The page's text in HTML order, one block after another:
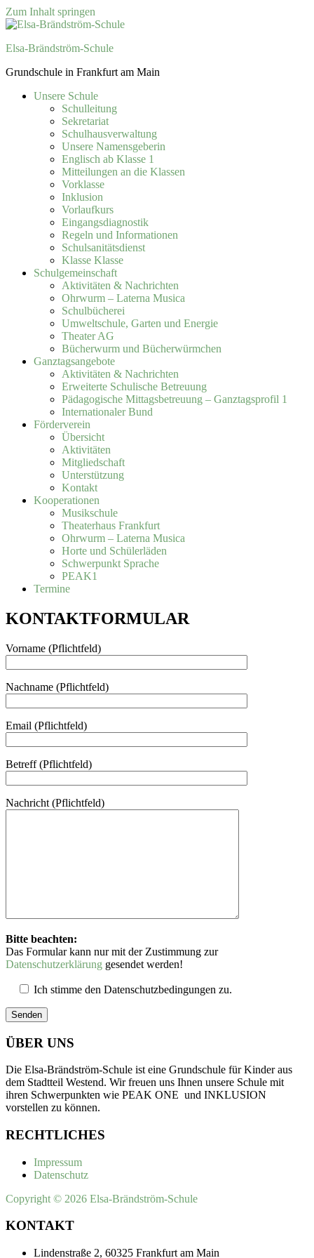
Zum Inhalt springen
Elsa-Brändström-Schule
Grundschule in Frankfurt am Main
Unsere Schule
Schulleitung
Sekretariat
Schulhausverwaltung
Unsere Namensgeberin
Englisch ab Klasse 1
Mitteilungen an die Klassen
Vorklasse
Inklusion
Vorlaufkurs
Eingangsdiagnostik
Regeln und Informationen
Schulsanitätsdienst
Klasse Klasse
Schulgemeinschaft
Aktivitäten & Nachrichten
Ohrwurm – Laterna Musica
Schulbücherei
Umweltschule, Garten und Energie
Theater AG
Bücherwurm und Bücherwürmchen
Ganztagsangebote
Aktivitäten & Nachrichten
Erweiterte Schulische Betreuung
Pädagogische Mittagsbetreuung – Ganztagsprofil 1
Internationaler Bund
Förderverein
Übersicht
Aktivitäten
Mitgliedschaft
Unterstützung
Kontakt
Kooperationen
Musikschule
Theaterhaus Frankfurt
Ohrwurm – Laterna Musica
Horte und Schülerläden
Schwerpunkt Sprache
PEAK1
Termine
KONTAKTFORMULAR
Vorname (Pflichtfeld)
Nachname (Pflichtfeld)
Email (Pflichtfeld)
Betreff (Pflichtfeld)
Nachricht (Pflichtfeld)
Bitte beachten:
Das Formular kann nur mit der Zustimmung zur
Datenschutzerklärung gesendet werden!
Ich stimme den Datenschutzbedingungen zu.
Bitte lasse dieses Feld leer.
ÜBER UNS
Die Elsa-Brändström-Schule ist eine Grundschule für Kinder aus
dem Stadtteil Westend. Wir freuen uns Ihnen unsere Schule mit
ihren Schwerpunkten wie PEAK ONE und INKLUSION
vorstellen zu können.
RECHTLICHES
Impressum
Datenschutz
Copyright © 2026 Elsa-Brändström-Schule
KONTAKT
Lindenstraße 2, 60325 Frankfurt am Main